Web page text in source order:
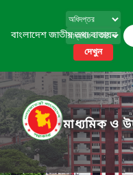
বাংলাদেশ জাতীয় তথ্য বাতায়ন
দেখুন
মাধ্যমিক ও